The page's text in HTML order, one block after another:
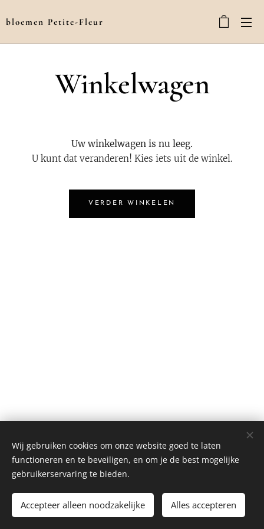
bloemen Petite-Fleur
Winkelwagen
Uw winkelwagen is nu leeg.
U kunt dat veranderen! Kies iets uit de winkel.
VERDER WINKELEN
© 2025 Alle rechten voorbehouden
Algemene Voorwaarden|
Privacybeleid
vof petite-fleur be0737963627
Cookies
Wij gebruiken cookies om onze website goed te laten
functioneren en te beveiligen, en om je de best mogelijke
gebruikerservaring te bieden.
Accepteer alleen noodzakelijke Alles accepteren